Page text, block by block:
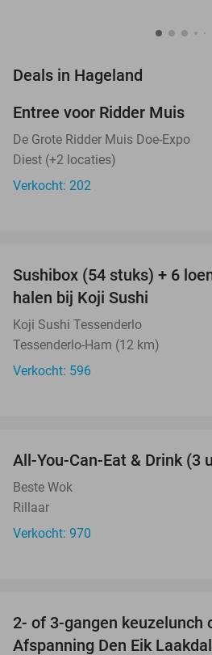
Deals in Hageland
TODAY
Entree voor Ridder Muis
De Grote Ridder Muis Doe-Expo
Diest (+2 locaties)
Verkocht: 202
Sushibox (54 stuks) + 6
halen bij Koji Sushi
Koji Sushi Tessenderlo
Tessenderlo-Ham (12 km)
Verkocht: 596
All-You-Can-Eat & Drink (3
Beste Wok
Rillaar
Verkocht: 970
2- of 3-gangen keuzelunch
Afspanning Den Eik Laakdal